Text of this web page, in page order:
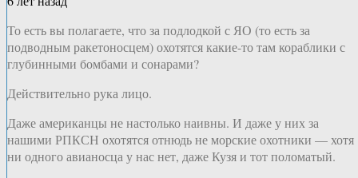
То есть вы полагаете, что за подлодкой с ЯО (то есть за
подводным ракетоносцем) охотятся какие-то там кораблики с
глубинными бомбами и сонарами?
Действительно рука лицо.
Даже американцы не настолько наивны. И даже у них за
нашими РПКСН охотятся отнюдь не морские охотники — хотя
ни одного авианосца у нас нет, даже Кузя и тот поломатый.